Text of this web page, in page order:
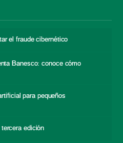
el fraude cibernético
Banesco: conoce cómo
para pequeños
edición